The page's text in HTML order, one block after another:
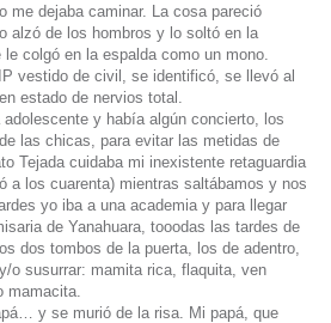
me dejaba caminar. La cosa pareció
alzó de los hombros y lo soltó en la
colgó en la espalda como un mono.
vestido de civil, se identificó, se llevó al
estado de nervios total.
y había algún concierto, los
las chicas, para evitar las metidas de
Tejada cuidaba mi inexistente retaguardia
a los cuarenta) mientras saltábamos y nos
yo iba a una academia y para llegar
de Yanahuara, tooodas las tardes de
dos tombos de la puerta, los de adentro,
o susurrar: mamita rica, flaquita, ven
mamacita.
y se murió de la risa. Mi papá, que